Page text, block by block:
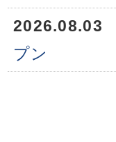
2026.08.03
プン